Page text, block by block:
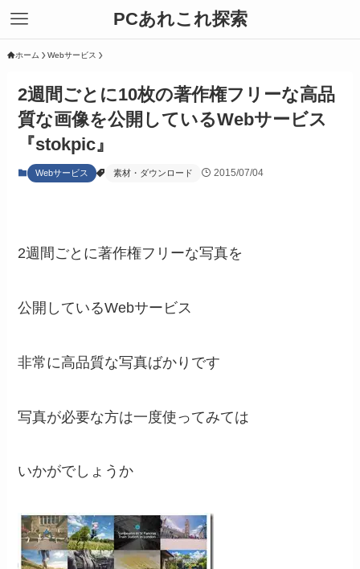
PCあれこれ探索
ホーム Webサービス
2週間ごとに10枚の著作権フリーな高品
質な画像を公開しているWebサービス
『stokpic』
Webサービス 素材・ダウンロード 2015/07/04
2週間ごとに著作権フリーな写真を
公開しているWebサービス
非常に高品質な写真ばかりです
写真が必要な方は一度使ってみては
いかがでしょうか